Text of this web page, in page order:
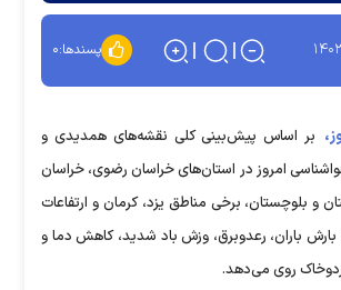
۱۰ پسندها:۰
بر اساس پیش‌بینی کلی نقشه‌های همدیدی و
امروز در استان‌های خراسان رضوی، خراسان
و بلوچستان، برخی مناطق یزد، کرمان و ارتفاعات
باران، رعدوبرق، وزش باد شدید، کاهش دما و
روی می‌دهد.